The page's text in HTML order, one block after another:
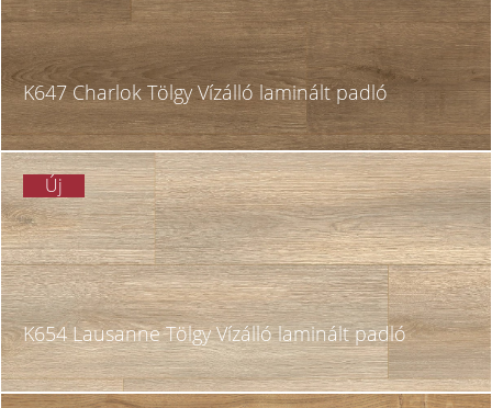
K647 Charlok Tölgy Vízálló laminált padló
Új
K654 Lausanne Tölgy Vízálló laminált padló